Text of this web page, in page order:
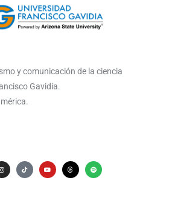
y comunicación de la ciencia
Gavidia.